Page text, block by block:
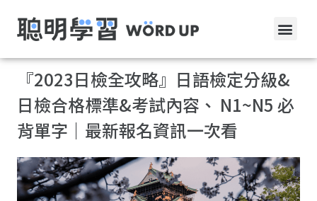
『2023日檢全攻略』日語檢定分級&
日檢合格標準&考試內容、 N1~N5 必
背單字｜最新報名資訊一次看